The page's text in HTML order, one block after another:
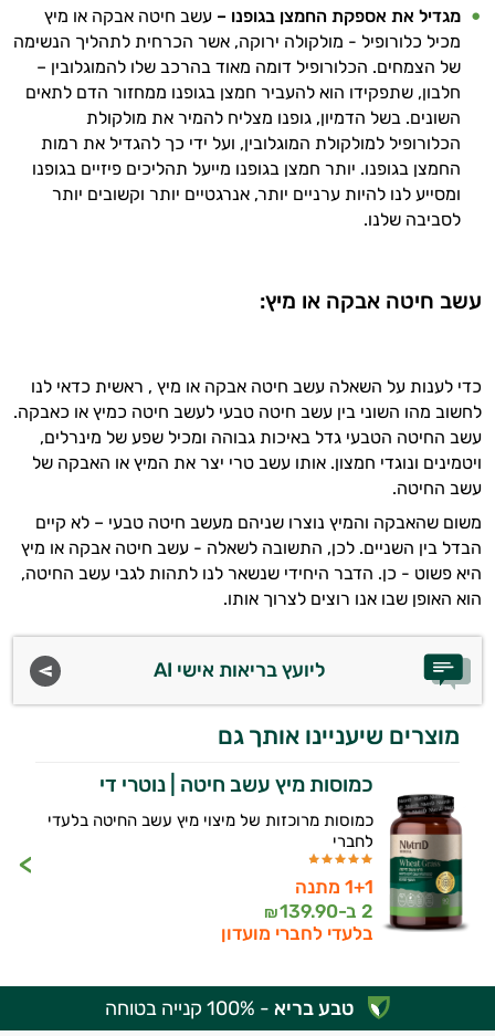
מגדיל את אספקת החמצן בגופנו – עשב חיטה אבקה או מיץ
מכיל כלורופיל - מולקולה ירוקה, אשר הכרחית לתהליך הנשימה
של הצמחים. הכלורופיל דומה מאוד בהרכב שלו להמוגלובין –
חלבון, שתפקידו הוא להעביר חמצן בגופנו ממחזור הדם לתאים
השונים. בשל הדמיון, גופנו מצליח להמיר את מולקולת
הכלורופיל למולקולת המוגלובין, ועל ידי כך להגדיל את רמות
החמצן בגופנו. יותר חמצן בגופנו מייעל תהליכים פיזיים בגופנו
ומסייע לנו להיות ערניים יותר, אנרגטיים יותר וקשובים יותר
לסביבה שלנו.
עשב חיטה אבקה או מיץ:
כדי לענות על השאלה עשב חיטה אבקה או מיץ , ראשית כדאי לנו
לחשוב מהו השוני בין עשב חיטה טבעי לעשב חיטה כמיץ או כאבקה.
עשב החיטה הטבעי גדל באיכות גבוהה ומכיל שפע של מינרלים,
ויטמינים ונוגדי חמצון. אותו עשב טרי יצר את המיץ או האבקה של
עשב החיטה.
משום שהאבקה והמיץ נוצרו שניהם מעשב חיטה טבעי – לא קיים
הבדל בין השניים. לכן, התשובה לשאלה - עשב חיטה אבקה או מיץ
היא פשוט - כן. הדבר היחידי שנשאר לנו לתהות לגבי עשב החיטה,
הוא האופן שבו אנו רוצים לצרוך אותו.
ליועץ בריאות אישי AI
מוצרים שיעניינו אותך גם
כמוסות מיץ עשב חיטה | נוטרי די
כמוסות מרוכזות של מיצוי מיץ עשב החיטה בלעדי
לחברי
1+1 מתנה
2 ב-
139.90
₪
בלעדי לחברי מועדון
טבע בריא - 100% קנייה בטוחה
התזונה ומוצרי הבריאות המדויקים למטרות
ולמצב הגופני שלך, ולהסביר לך אילו רכיבים
עובדים יחד כדי למקסם תוצאות גם בחיי היום
יום וגם בתחום הכושר והספורט.
המטרה שלי היא להתאים עבורך המלצות
אישיות מבוססות מדעית.
זה הזמן להתחיל. איך אוכל לעזור?